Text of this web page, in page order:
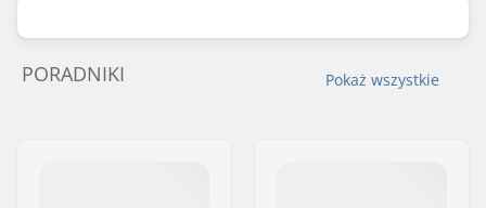
Pokaż wszystkie
PORADNIKI